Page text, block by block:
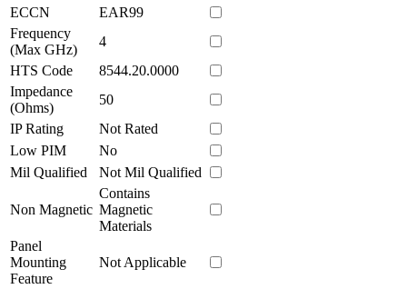
ECCN
EAR99
Frequency
(Max GHz)
4
HTS Code
8544.20.0000
Impedance
(Ohms)
50
IP Rating
Not Rated
Low PIM
No
Mil Qualified
Not Mil Qualified
Non Magnetic
Contains
Magnetic
Materials
Panel
Mounting
Feature
Not Applicable